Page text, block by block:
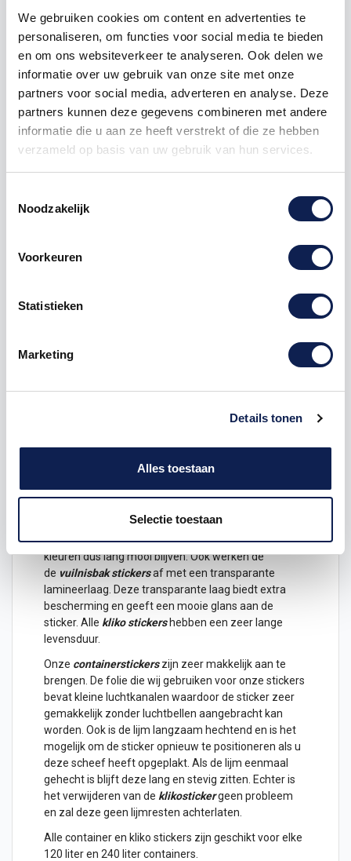
We gebruiken cookies om content en advertenties te
personaliseren, om functies voor social media te bieden
en om ons websiteverkeer te analyseren. Ook delen we
informatie over uw gebruik van onze site met onze
partners voor social media, adverteren en analyse. Deze
partners kunnen deze gegevens combineren met andere
informatie die u aan ze heeft verstrekt of die ze hebben
verzameld op basis van uw gebruik van hun services.
Noodzakelijk
Voorkeuren
Statistieken
Marketing
Details tonen
Alles toestaan
Selectie toestaan
kliko sticker container sticker vuilnisbak sticker
Omschrijving
bloem groen bestellen
Dezekliko
bloem groen geeft uw vuilnisbak
container snel terug tussen de anderen. Uw container
4 bloemen met een grootste doorsnede van 22 cm
printen is van een zeer hoge kwaliteit en
bestand tegen alle invloeden van het Nederlandse
hoeft neer te zetten en dat water geen probleem is.
Ook zijn allecontainerstickersUV proof en zullen de
kleuren dus lang mooi blijven. Ook werken de
de vuilnisbak stickersaf met een transparante
lamineerlaag. Deze transparante laag biedt extra
bescherming en geeft een mooie glans aan de
sticker. Alle kliko stickershebben een zeer lange
levensduur.
Onze containerstickerszijn zeer makkelijk aan te
brengen. De folie die wij gebruiken voor onze stickers
bevat kleine luchtkanalen waardoor de sticker zeer
gemakkelijk zonder luchtbellen aangebracht kan
worden. Ook is de lijm langzaam hechtend en is het
mogelijk om de sticker opnieuw te positioneren als u
deze scheef heeft opgeplakt. Als de lijm eenmaal
gehecht is blijft deze lang en stevig zitten. Echter is
het verwijderen van de klikostickergeen probleem
en zal deze geen lijmresten achterlaten.
Alle container en kliko stickers zijn geschikt voor elke
120 liter en 240 liter containers.